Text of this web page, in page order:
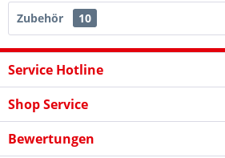
Zubehör 10
Service Hotline
Shop Service
Bewertungen